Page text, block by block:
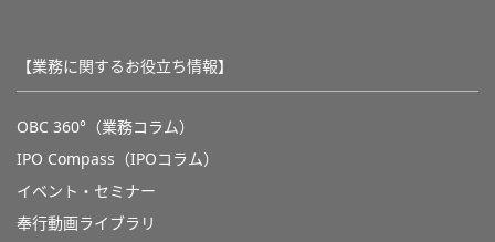
【業務に関するお役立ち情報】
OBC 360°（業務コラム）
IPO Compass（IPOコラム）
イベント・セミナー
奉行動画ライブラリ